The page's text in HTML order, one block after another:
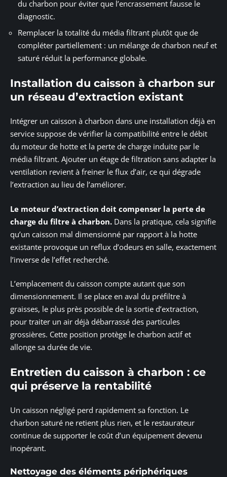
du charbon pour éviter que l’encrassement fausse le
diagnostic.
Remplacer la totalité du média filtrant plutôt que de
compléter partiellement : un mélange de charbon neuf et
saturé réduit la performance globale.
Installation du caisson à charbon sur
un réseau d’extraction existant
Intégrer un caisson à charbon dans une installation déjà en
service suppose de vérifier la compatibilité entre le débit
du moteur de hotte et la perte de charge induite par le
média filtrant. Ajouter un étage de filtration sans adapter la
ventilation revient à freiner le flux d’air, ce qui dégrade
l’extraction au lieu de l’améliorer.
Le moteur d’extraction doit compenser la perte de
charge du filtre à charbon. Dans la pratique, cela signifie
qu’un caisson mal dimensionné par rapport à la hotte
existante provoque un reflux d’odeurs en salle, exactement
l’inverse de l’effet recherché.
L’emplacement du caisson compte autant que son
dimensionnement. Il se place en aval du préfiltre à
graisses, le plus près possible de la sortie d’extraction,
pour traiter un air déjà débarrassé des particules
grossières. Cette position protège le charbon actif et
allonge sa durée de vie.
Entretien du caisson à charbon : ce
qui préserve la rentabilité
Un caisson négligé perd rapidement sa fonction. Le
charbon saturé ne retient plus rien, et le restaurateur
continue de supporter le coût d’un équipement devenu
inopérant.
Nettoyage des éléments périphériques